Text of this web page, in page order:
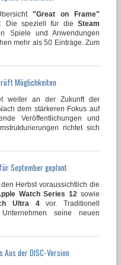
"Great on Frame"
Die speziell für die Steam
Spiele und Anwendungen
mehr als 50 Einträge. Zum
Möglichkeiten
weiter an der Zukunft der
dem stärkeren Fokus auf
Veröffentlichungen und
richtet sich
September geplant
Herbst voraussichtlich die
Watch Series 12 sowie
Ultra 4vor. Traditionell
seine neuen
der DISC-Version